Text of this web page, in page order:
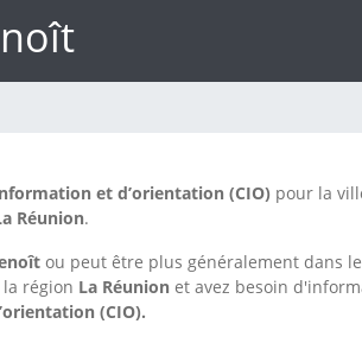
et d’orientation (CIO) pour la
Réunion.
ou peut être plus généralement dans le
région La Réunion et avez besoin
(CIO).